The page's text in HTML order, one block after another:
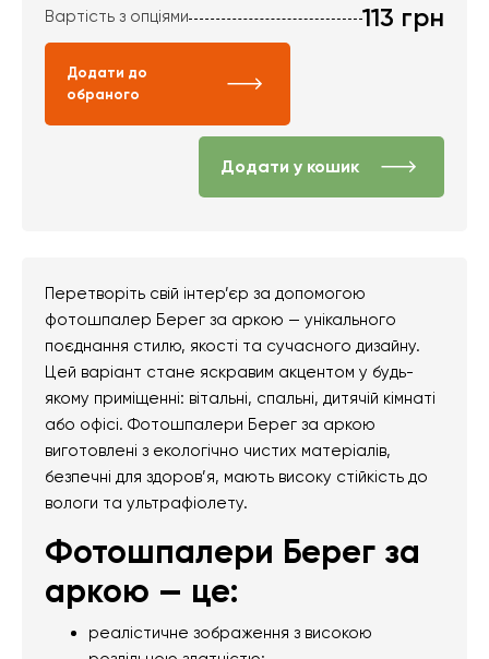
Вартість з опціями 113 грн
Додати до
обраного
Додати у кошик
Перетворіть свій інтер’єр за допомогою
фотошпалер Берег за аркою — унікального
поєднання стилю, якості та сучасного дизайну.
Цей варіант стане яскравим акцентом у будь-
якому приміщенні: вітальні, спальні, дитячій кімнаті
або офісі. Фотошпалери Берег за аркою
виготовлені з екологічно чистих матеріалів,
безпечні для здоров’я, мають високу стійкість до
вологи та ультрафіолету.
Фотошпалери Берег за
аркою — це:
реалістичне зображення з високою